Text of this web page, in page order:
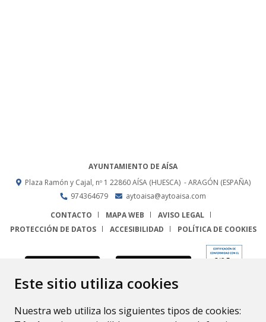
Este sitio utiliza cookies
Nuestra web utiliza los siguientes tipos de cookies:
AYUNTAMIENTO DE AÍSA
Plaza Ramón y Cajal, nº 1 22860 AÍSA (HUESCA) - ARAGÓN (ESPAÑA)
974364679
aytoaisa@aytoaisa.com
CONTACTO
MAPA WEB
AVISO LEGAL
PROTECCIÓN DE DATOS
ACCESIBILIDAD POLÍTICA DE COOKIES